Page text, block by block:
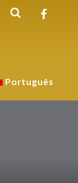
Português